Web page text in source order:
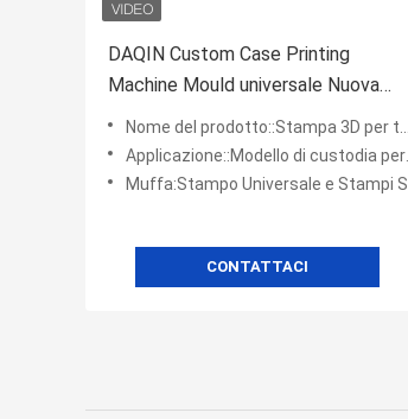
DAQIN Custom Case Printing
Machine Mould universale Nuova
tecnologia Precise Heat Transfer
Printing Machine
Nome del prodotto::Stampa 3D per telecabine a sublimazione
Applicazione::Modello di custodia per telefono personalizzata 3D, stampante per custodia del telefono
Muffa:Stampo Universale e Stampi Speciali
CONTATTACI